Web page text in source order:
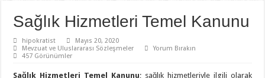
Sağlık Hizmetleri Temel Kanunu
hipokratist
Mayıs 20, 2020
Mevzuat ve Uluslararası Sözleşmeler
Yorum Bırakın
457 Görünümler
Sağlık Hizmetleri Temel Kanunu; sağlık hizmetleriyle ilgili olarak